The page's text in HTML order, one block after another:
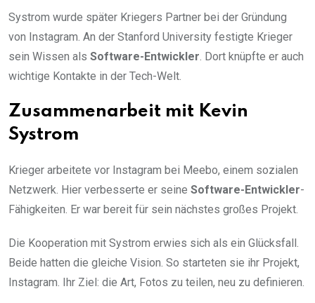
Systrom wurde später Kriegers Partner bei der Gründung
von Instagram. An der Stanford University festigte Krieger
sein Wissen als Software-Entwickler. Dort knüpfte er auch
wichtige Kontakte in der Tech-Welt.
Zusammenarbeit mit Kevin
Systrom
Krieger arbeitete vor Instagram bei Meebo, einem sozialen
Netzwerk. Hier verbesserte er seine Software-Entwickler-
Fähigkeiten. Er war bereit für sein nächstes großes Projekt.
Die Kooperation mit Systrom erwies sich als ein Glücksfall.
Beide hatten die gleiche Vision. So starteten sie ihr Projekt,
Instagram. Ihr Ziel: die Art, Fotos zu teilen, neu zu definieren.